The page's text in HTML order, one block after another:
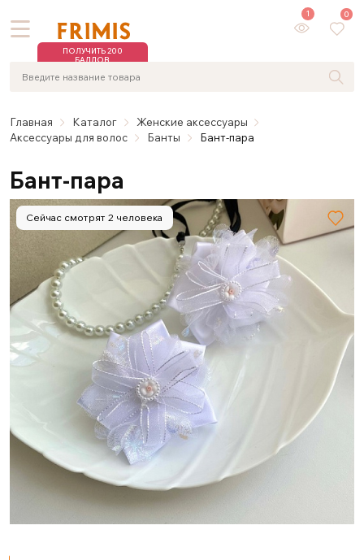
ПОЛУЧИТЬ 200
БАЛЛОВ
1 0
Главная Каталог
Женские аксессуары
Аксессуары для волос
Банты Бант-пара
Бант-пара
Сейчас смотрят 2 человека